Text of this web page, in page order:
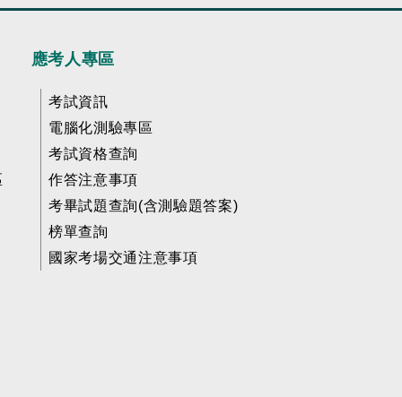
應考人專區
考試資訊
電腦化測驗專區
考試資格查詢
作答注意事項
考畢試題查詢(含測驗題答案)
榜單查詢
國家考場交通注意事項